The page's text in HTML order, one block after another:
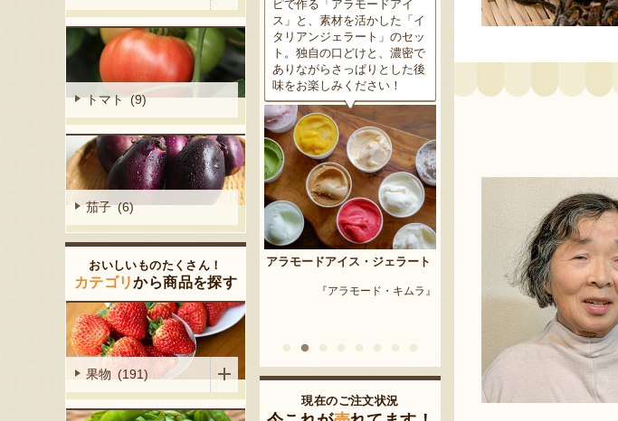
トマト (9)
茄子 (6)
おいしいものたくさん！
カテゴリから商品を探す
果物 (191)
ピで作る「アラモードアイ
ス」と、素材を活かした「イ
タリアンジェラート」のセッ
ト。独自の口どけと、濃密で
ありながらさっぱりとした後
味をお楽しみください！
アラモードアイス・ジェラート
『アラモード・キムラ』
が育てた美味しい新潟枝豆・
茶豆！手塩にかけて育てた枝
豆の甘味と深い香り、コクの
ある旨味を是非一度お試し下
さい。お中元にもオススメ！
予約注文：新潟産 枝豆・茶豆
れ梅！国産の梅果汁とくずき
り風のゼリーの相性が抜群。
こと間違い無し！
『株式会社 大阪屋』
現在のご注文状況